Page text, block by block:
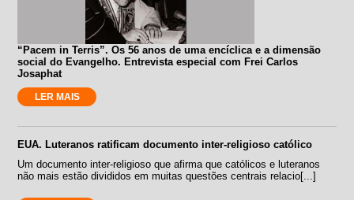
“Pacem in Terris”. Os 56 anos de uma encíclica e a dimensão
social do Evangelho. Entrevista especial com Frei Carlos
Josaphat
LER MAIS
EUA. Luteranos ratificam documento inter-religioso católico
Um documento inter-religioso que afirma que católicos e luteranos
não mais estão divididos em muitas questões centrais relacio[...]